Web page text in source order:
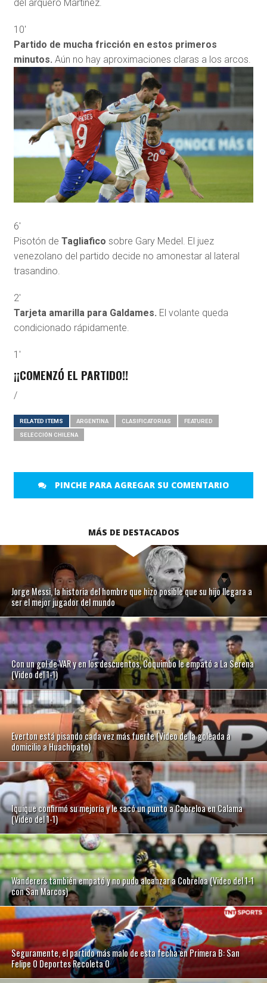
del arquero Martínez.
10′
Partido de mucha fricción en estos primeros
minutos. Aún no hay aproximaciones claras a los arcos.
6′
Pisotón de Tagliafico sobre Gary Medel. El juez
venezolano del partido decide no amonestar al lateral
trasandino.
2′
Tarjeta amarilla para Galdames. El volante queda
condicionado rápidamente.
1′
¡¡COMENZÓ EL PARTIDO!!
/
RELATED ITEMS ARGENTINA CLASIFICATORIAS FEATURED
SELECCIÓN CHILENA
PINCHE PARA AGREGAR SU COMENTARIO
MÁS DE DESTACADOS
Jorge Messi, la historia del hombre que hizo posible que su hijo llegara a
ser el mejor jugador del mundo
Con un gol de VAR y en los descuentos, Coquimbo le empató a La Serena
(Video del 1-1)
Everton está pisando cada vez más fuerte (Video de la goleada a
domicilio a Huachipato)
Iquique confirmó su mejoría y le sacó un punto a Cobreloa en Calama
(Video del 1-1)
Wanderers también empató y no pudo alcanzar a Cobreloa (Video del 1-1
con San Marcos)
Seguramente, el partido más malo de esta fecha en Primera B: San
Felipe 0 Deportes Recoleta 0